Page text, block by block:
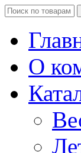
О